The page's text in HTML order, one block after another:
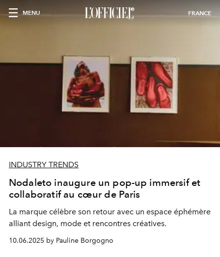
MENU FRANCE
INDUSTRY TRENDS
Nodaleto inaugure un pop-up immersif et
collaboratif au cœur de Paris
La marque célèbre son retour avec un espace éphémère
alliant design, mode et rencontres créatives.
10.06.2025 by Pauline Borgogno